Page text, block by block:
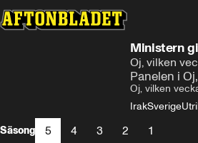
Ministern
Oj, vilken
Panelen i
Oj, vilken
IrakSverige
Säsong
5 4 3 2 1